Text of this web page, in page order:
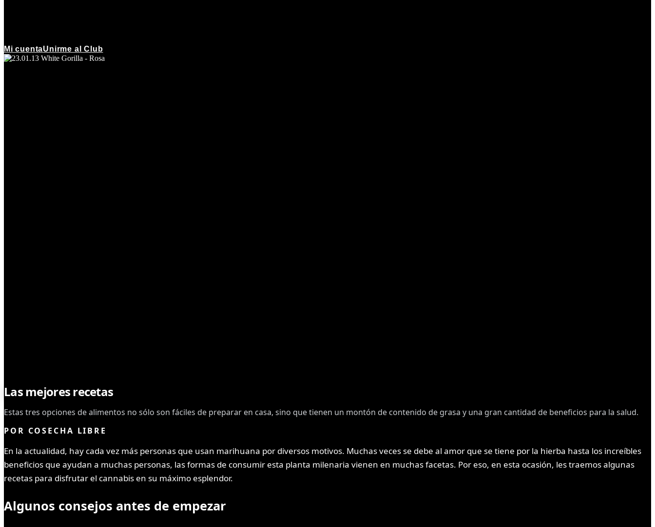
Mi cuentaUnirme al Club
Las mejores recetas
Estas tres opciones de alimentos no sólo son fáciles de preparar en casa, sino que tienen un montón de contenido de grasa y una gran cantidad de beneficios para la salud.
POR COSECHA LIBRE
En la actualidad, hay cada vez más personas que usan marihuana por diversos motivos. Muchas veces se debe al amor que se tiene por la hierba hasta los increíbles
beneficios que ayudan a muchas personas, las formas de consumir esta planta milenaria vienen en muchas facetas. Por eso, en esta ocasión, les traemos algunas
recetas para disfrutar el cannabis en su máximo esplendor.
Algunos consejos antes de empezar